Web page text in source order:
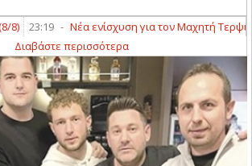
23:19 -
Νέα ενίσχυση για τον Μαχητή
Διαβάστε περισσότερα